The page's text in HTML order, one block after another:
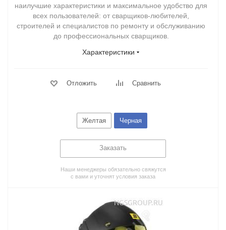
наилучшие характеристики и максимальное удобство для
всех пользователей: от сварщиков-любителей,
строителей и специалистов по ремонту и обслуживанию
до профессиональных сварщиков.
Характеристики
Отложить Сравнить
Желтая Черная
Заказать
Наши менеджеры обязательно свяжутся
с вами и уточнят условия заказа